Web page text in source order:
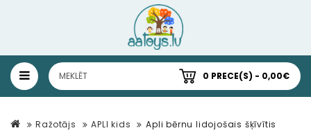
0 PRECE(S) - 0,00€
Ražotājs APLI kids Apli bērnu lidojošais šķīvītis